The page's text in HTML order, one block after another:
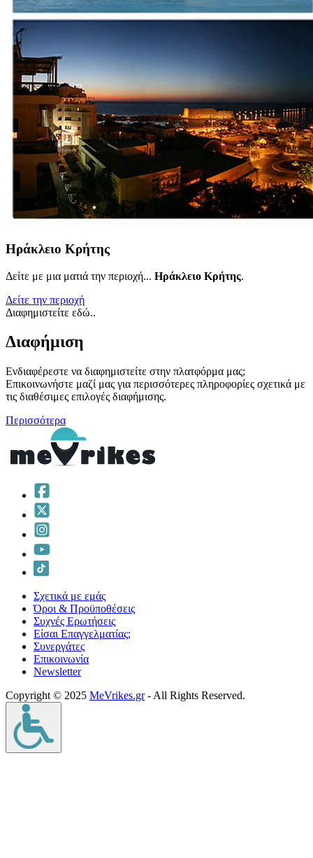
Ηράκλειο Κρήτης
Δείτε με μια ματιά την περιοχή... Ηράκλειο Κρήτης.
Δείτε την περιοχή
Διαφημιστείτε εδώ..
Διαφήμιση
Ενδιαφέρεστε να διαφημιστείτε στην πλατφόρμα μας;
Επικοινωνήστε μαζί μας για περισσότερες πληροφορίες σχετικά με
τις διαθέσιμες επιλογές διαφήμισης.
Περισσότερα
Σχετικά με εμάς
Όροι & Προϋποθέσεις
Συχνές Ερωτήσεις
Είσαι Επαγγελματίας;
Συνεργάτες
Επικοινωνία
Νewsletter
Copyright © 2025 MeVrikes.gr- All Rights Reserved.